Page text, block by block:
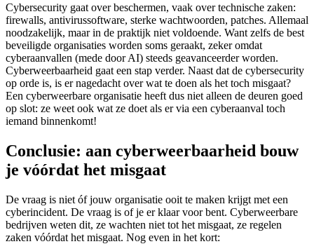
Cybersecurity gaat over beschermen, vaak over technische zaken:
firewalls, antivirussoftware, sterke wachtwoorden, patches. Allemaal
noodzakelijk, maar in de praktijk niet voldoende. Want zelfs de best
beveiligde organisaties worden soms geraakt, zeker omdat
cyberaanvallen (mede door AI) steeds geavanceerder worden.
Cyberweerbaarheid gaat een stap verder. Naast dat de cybersecurity
op orde is, is er nagedacht over wat te doen als het toch misgaat?
Een cyberweerbare organisatie heeft dus niet alleen de deuren goed
op slot: ze weet ook wat ze doet als er via een cyberaanval toch
iemand binnenkomt!
Conclusie: aan cyberweerbaarheid bouw
je vóórdat het misgaat
De vraag is niet óf jouw organisatie ooit te maken krijgt met een
cyberincident. De vraag is of je er klaar voor bent. Cyberweerbare
bedrijven weten dit, ze wachten niet tot het misgaat, ze regelen
zaken vóórdat het misgaat. Nog even in het kort: